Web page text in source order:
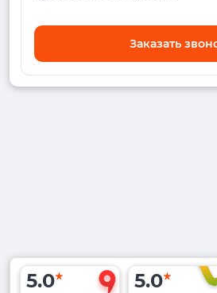
Заказать
5.0 5.0